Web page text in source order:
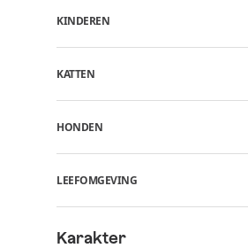
KINDEREN
KATTEN
HONDEN
LEEFOMGEVING
Karakter